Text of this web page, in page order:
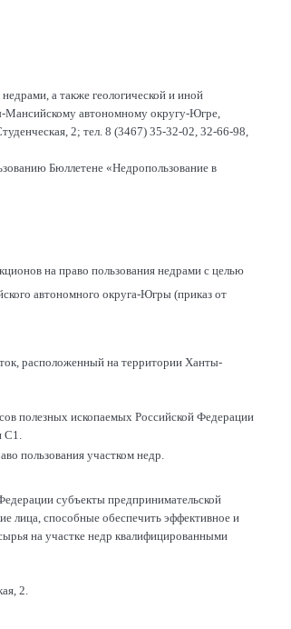
а также геологической и иной
Мансийскому автономному округу-Югре,
2; тел. 8 (3467) 35-32-02, 32-66-98,
Бюллетене «Недропользование в
на право пользования недрами с целью
автономного округа-Югры (приказ от
расположенный на территории Ханты-
полезных ископаемых Российской Федерации
пользования участком недр.
субъекты предпринимательской
лица, способные обеспечить эффективное и
на участке недр квалифицированными
2.